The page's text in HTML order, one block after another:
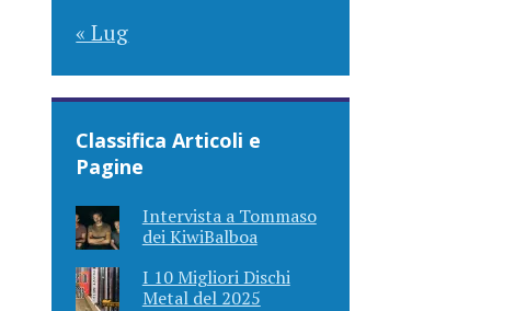
« Lug
Classifica Articoli e
Pagine
Intervista a Tommaso
dei KiwiBalboa
I 10 Migliori Dischi
Metal del 2025